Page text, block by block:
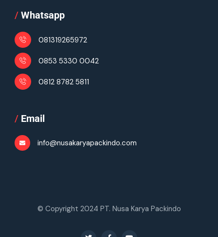
/ Whatsapp
081319265972
0853 5330 0042
0812 8782 5811
/ Email
info@nusakaryapackindo.com
© Copyright 2024 PT. Nusa Karya Packindo